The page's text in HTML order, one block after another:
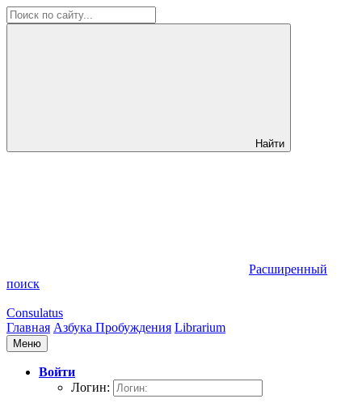
Найти
Расширенный
поиск
Consulatus
Главная Азбука Пробуждения Librarium
Меню
Войти
Логин: